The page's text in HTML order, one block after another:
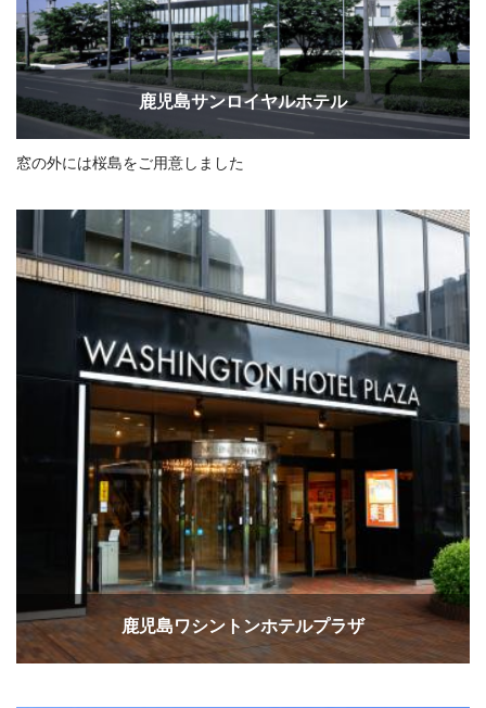
鹿児島サンロイヤルホテル
窓の外には桜島をご用意しました
鹿児島ワシントンホテルプラザ